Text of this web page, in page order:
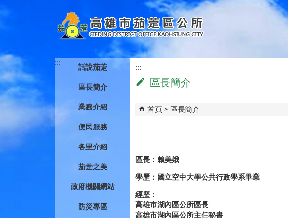
:::
話說茄萣
區長簡介
業務介紹
便民服務
各里介紹
茄萣之美
政府機關網站
防災專區
:::
區長簡介
首頁 區長簡介
區長：賴美娥
學歷：國立空中大學公共行政學系畢業
經歷：
高雄市湖內區公所區長
高雄市湖內區公所主任秘書